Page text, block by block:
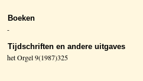
Boeken
-
Tijdschriften en andere uitgaves
het Orgel 9(1987)325